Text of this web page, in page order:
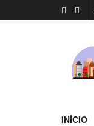
INÍCIO